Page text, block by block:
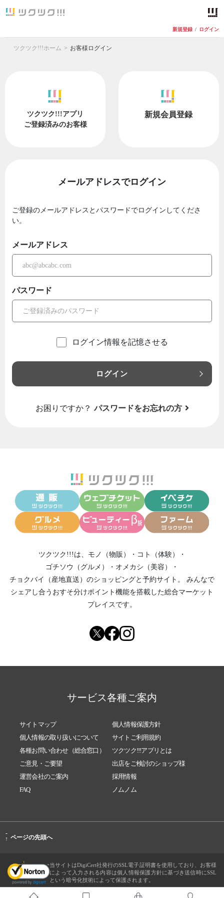
新規登録 / ログイン
ツクツク!!!ホーム お客様ログイン
ツクツク!!!アプリ
ご登録済みのお客様
新規会員登録
メールアドレスでログイン
ご登録のメールアドレスとパスワードでログインしてくださ
い。
メールアドレス
パスワード
ログイン情報を記憶させる
ログイン
お困りですか？ パスワードをお忘れの方
ツクツク!!!は、 モノ（物販） ・ コト（体験）
・
ゴチソウ（グルメ）
・ オメカシ（美容）
・
チョクバイ（産地直送） のショッピングと予約サイト。
みんなで
シェアし合う おすそ分けポイント機能を搭載した総合マーケット
プレイスです。
サービス各種ご案内
サイトマップ
個人情報保護方針
個人情報の取り扱いについて
サイトご利用規約
各種お問い合わせ（総合窓口）
ツクツク!!!アプリとは
ご意見・ご要望
出店をご検討のショップ様
運営会社のご案内
採用情報
FAQ
ノムノム
-
↑ ページの先頭へ
当サイトはDigiCert社発行のSSL電子証明書を使用しており、お客様
によって入力される内容は個人情報保護方針に基づき送信時にSSL
という暗号化技術によって保護されます。